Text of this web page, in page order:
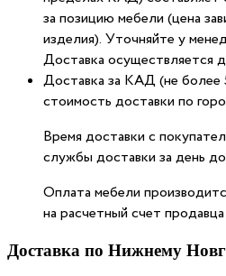
за позицию мебели (цена
изделия). Уточняйте у
Доставка осуществляется
Доставка за КАД (не более
стоимость доставки по
Время доставки с
службы доставки за день
Оплата мебели
на расчетный счет
Доставка по Нижнему